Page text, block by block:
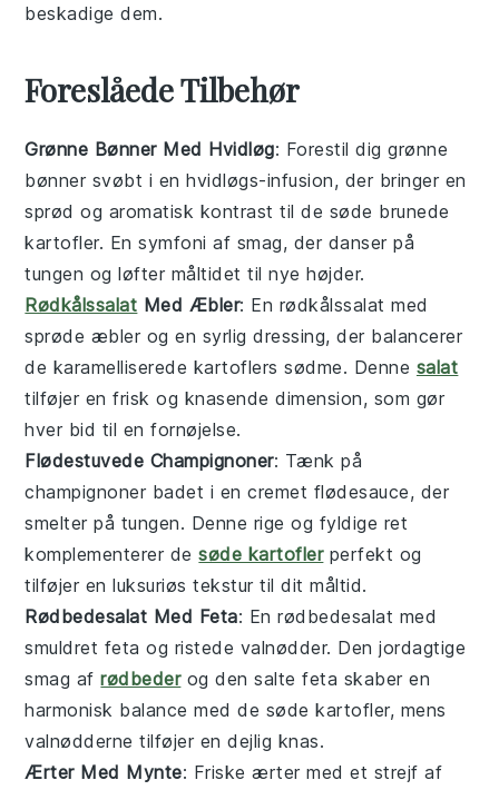
beskadige dem.
Foreslåede Tilbehør
Grønne Bønner Med Hvidløg: Forestil diggrønne
bønner svøbt i enhvidløgs-infusion, der bringer en
sprød og aromatisk kontrast til de søde brunede
kartofler. En symfoni af smag, der danser på
tungen og løfter måltidet til nye højder.
Rødkålssalat Med Æbler: En rødkålssalat med
sprøde æbler og en syrlig dressing, der balancerer
de karamelliserede kartoflers sødme. Denne salat
tilføjer en frisk og knasende dimension, som gør
hver bid til en fornøjelse.
Flødestuvede Champignoner: Tænk på
champignoner badet i en cremet flødesauce, der
smelter på tungen. Denne rige og fyldige ret
komplementerer desøde kartoflerperfekt og
tilføjer en luksuriøs tekstur til dit måltid.
Rødbedesalat Med Feta: Enrødbedesalat med
smuldret feta og ristede valnødder. Den jordagtige
smag afrødbederog den saltefeta skaber en
harmonisk balance med de søde kartofler, mens
valnødderne tilføjer en dejlig knas.
Ærter Med Mynte: Friskeærter med et strejf af